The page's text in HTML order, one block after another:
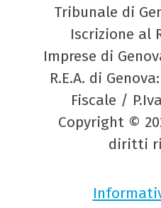
Tribunale di
Iscrizione al
Imprese di
R.E.A. di
Fiscale /
Copyright ©
diritti